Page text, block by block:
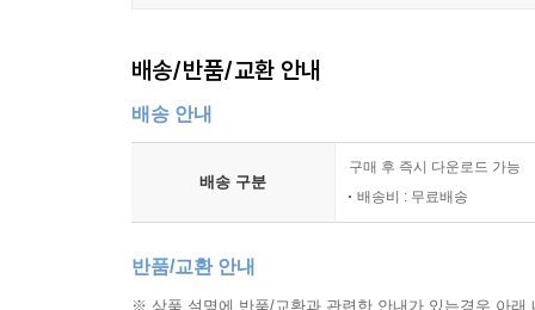
배송/반품/교환 안내
배송 안내
배송 구분
구매 후 즉시 다운로드 가능
배송비 : 무료배송
반품/교환 안내
※ 상품 설명에 반품/교환과 관련한 안내가 있는경우 아